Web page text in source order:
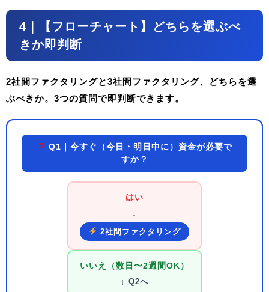
4｜【フローチャート】どちらを選ぶべ
きか即判断
2社間ファクタリングと3社間ファクタリング、どちらを選
ぶべきか。3つの質問で即判断できます。
Q1｜今すぐ（今日・明日中に）資金が必要で
すか？
はい
↓
2社間ファクタリング
いいえ（数日〜2週間OK）
↓ Q2へ